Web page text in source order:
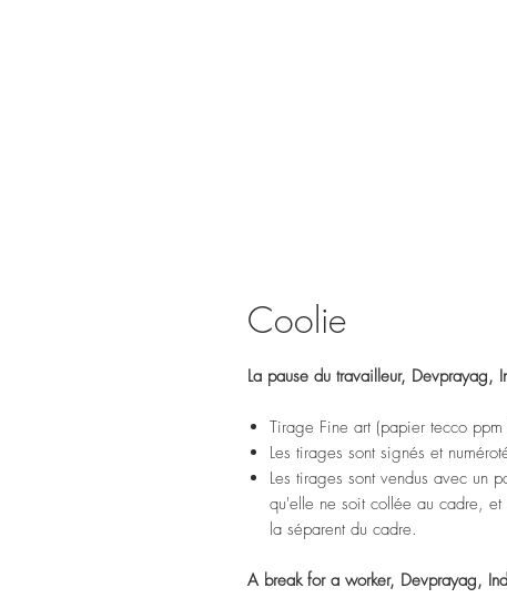
Coolie
La pause du travailleur, Devprayag,
Tirage Fine art (papier tecco
Les tirages sont signés et
Les tirages sont vendus avec un
qu'elle ne soit collée au cadre,
la séparent du cadre.
A break for a worker, Devprayag,